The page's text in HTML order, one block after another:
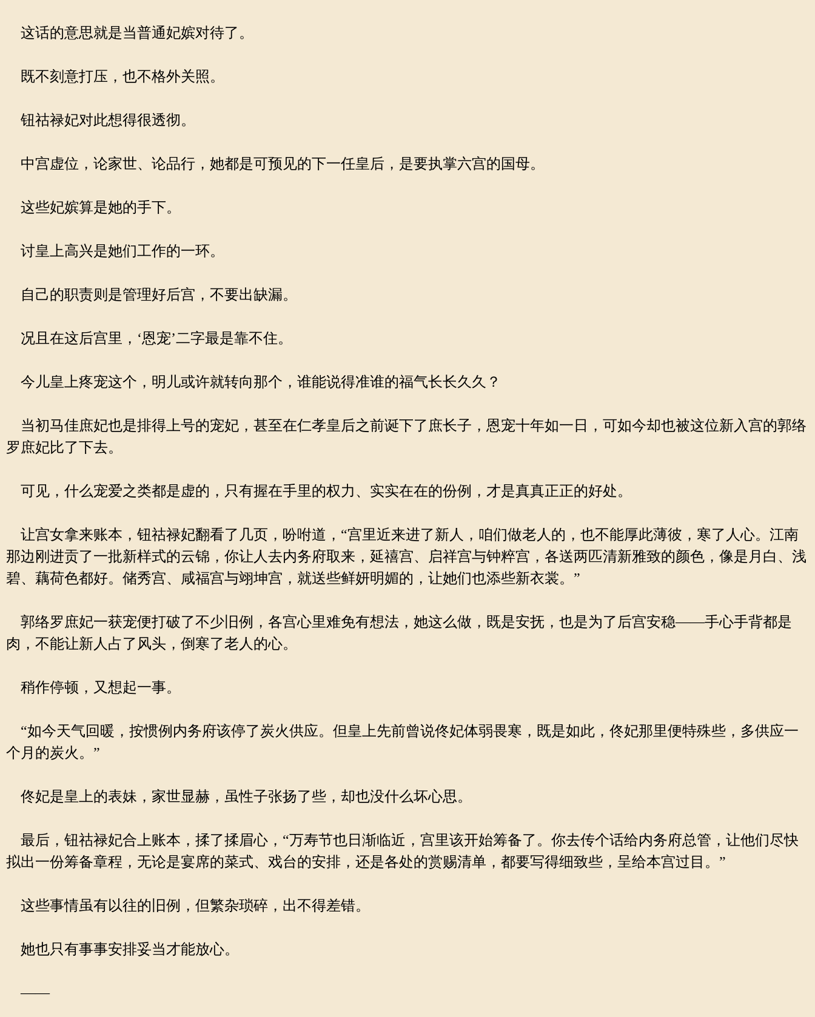
这话的意思就是当普通妃嫔对待了。
既不刻意打压，也不格外关照。
钮祜禄妃对此想得很透彻。
中宫虚位，论家世、论品行，她都是可预见的下一任皇后，是要执掌六宫的国母。
这些妃嫔算是她的手下。
讨皇上高兴是她们工作的一环。
自己的职责则是管理好后宫，不要出缺漏。
况且在这后宫里，‘恩宠’二字最是靠不住。
今儿皇上疼宠这个，明儿或许就转向那个，谁能说得准谁的福气长长久久？
当初马佳庶妃也是排得上号的宠妃，甚至在仁孝皇后之前诞下了庶长子，恩宠十年如一日，可如今却也被这位新入宫的郭络
罗庶妃比了下去。
可见，什么宠爱之类都是虚的，只有握在手里的权力、实实在在的份例，才是真真正正的好处。
让宫女拿来账本，钮祜禄妃翻看了几页，吩咐道，“宫里近来进了新人，咱们做老人的，也不能厚此薄彼，寒了人心。江南
那边刚进贡了一批新样式的云锦，你让人去内务府取来，延禧宫、启祥宫与钟粹宫，各送两匹清新雅致的颜色，像是月白、浅
碧、藕荷色都好。储秀宫、咸福宫与翊坤宫，就送些鲜妍明媚的，让她们也添些新衣裳。”
郭络罗庶妃一获宠便打破了不少旧例，各宫心里难免有想法，她这么做，既是安抚，也是为了后宫安稳——手心手背都是
肉，不能让新人占了风头，倒寒了老人的心。
稍作停顿，又想起一事。
“如今天气回暖，按惯例内务府该停了炭火供应。但皇上先前曾说佟妃体弱畏寒，既是如此，佟妃那里便特殊些，多供应一
个月的炭火。”
佟妃是皇上的表妹，家世显赫，虽性子张扬了些，却也没什么坏心思。
最后，钮祜禄妃合上账本，揉了揉眉心，“万寿节也日渐临近，宫里该开始筹备了。你去传个话给内务府总管，让他们尽快
拟出一份筹备章程，无论是宴席的菜式、戏台的安排，还是各处的赏赐清单，都要写得细致些，呈给本宫过目。”
这些事情虽有以往的旧例，但繁杂琐碎，出不得差错。
她也只有事事安排妥当才能放心。
——